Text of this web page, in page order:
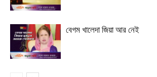
বেগম খালেদা জিয়া আর নেই